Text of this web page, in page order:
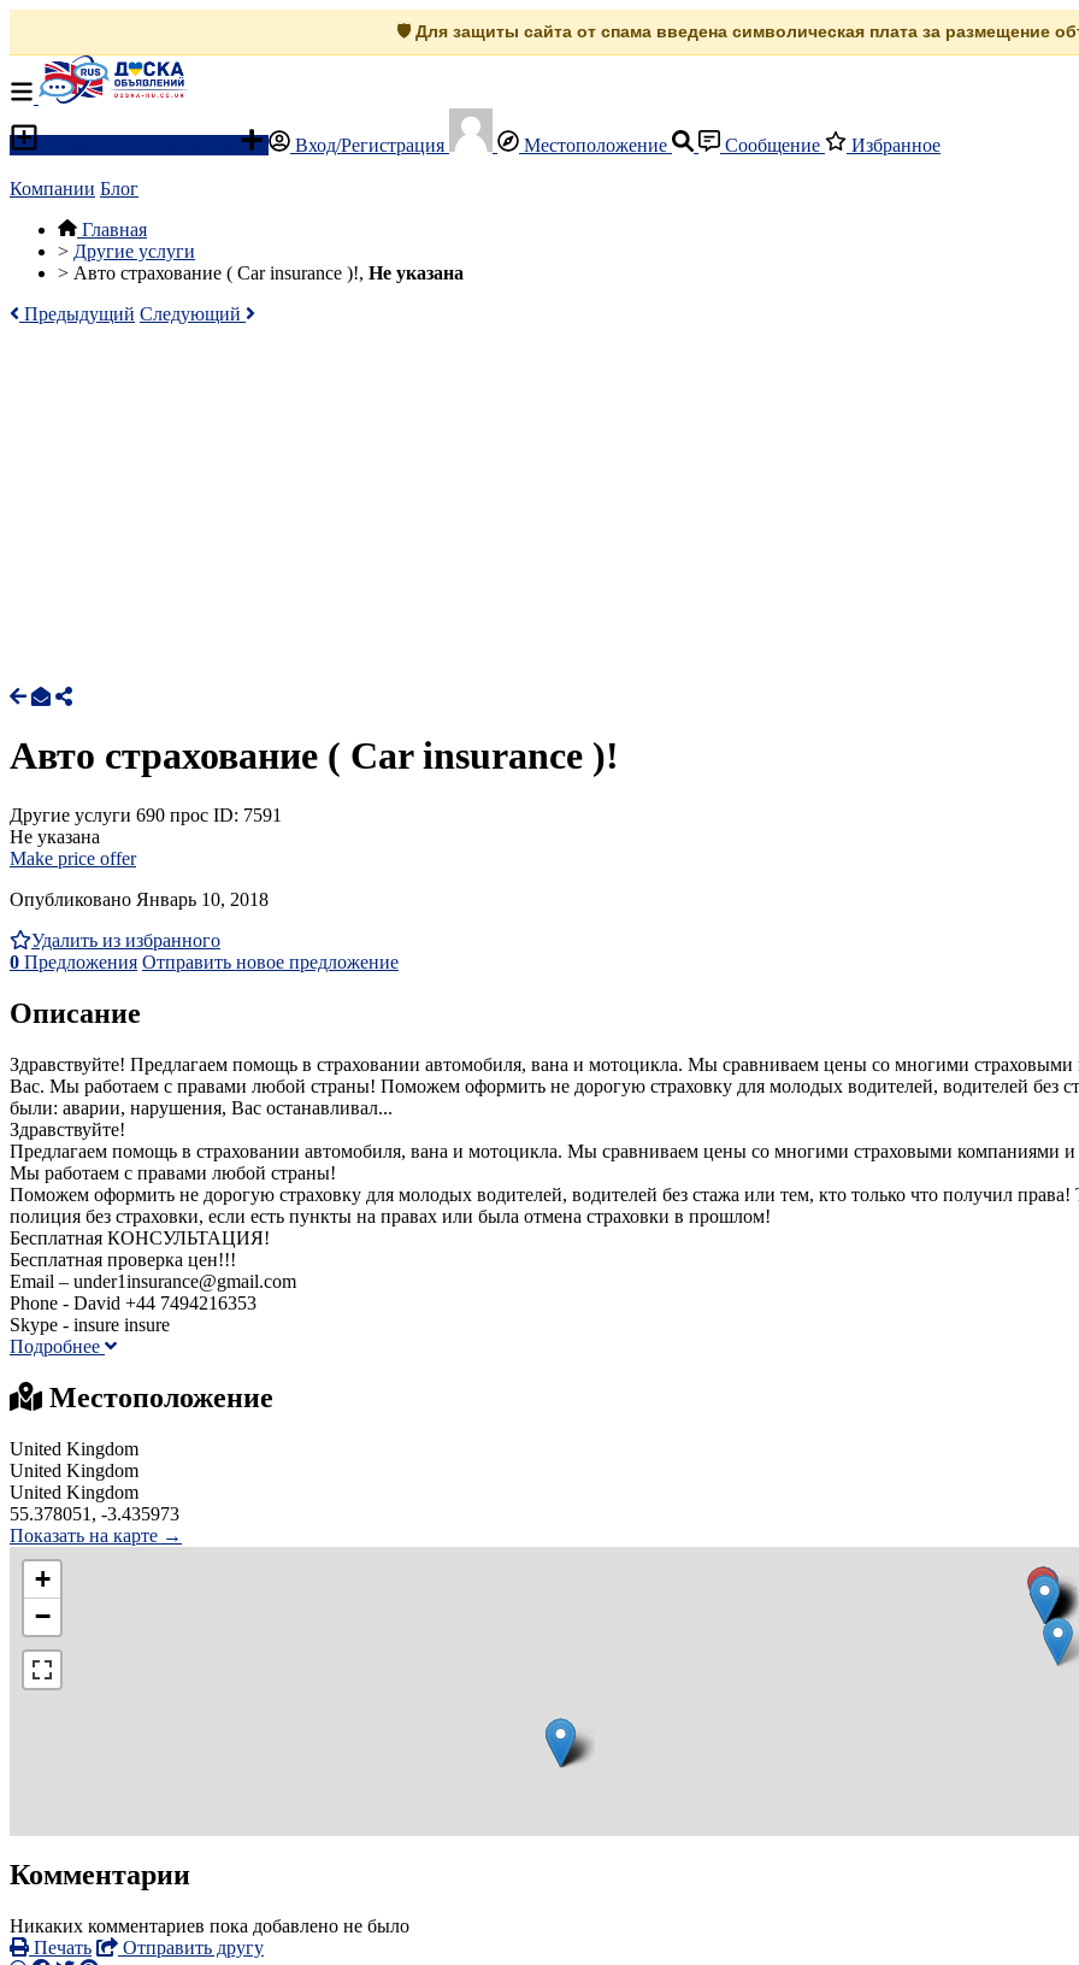
🛡️ Для защиты сайта от спама введена символическая плата за размещение
Вход/Регистрация Местоположение Сообщение Избранное
Компании Блог
Главная
> Другие услуги
> Авто страхование ( Car insurance )!, Не указана
Предыдущий Следующий
Авто страхование ( Car insurance )!
Другие услуги 690 прос ID: 7591
Не указана
Make price offer
Опубликовано Январь 10, 2018
Удалить из избранного
0 Предложения Отправить новое предложение
Описание
Здравствуйте! Предлагаем помощь в страховании автомобиля, вана и мотоцикла. Мы сравниваем цены со многими
Вас. Мы работаем с правами любой страны! Поможем оформить не дорогую страховку для молодых водителей, водителей без
были: аварии, нарушения, Вас останавливал...
Здравствуйте!
Предлагаем помощь в страховании автомобиля, вана и мотоцикла. Мы сравниваем цены со многими страховыми компаниями и
Мы работаем с правами любой страны!
Поможем оформить не дорогую страховку для молодых водителей, водителей без стажа или тем, кто только что получил
полиция без страховки, если есть пункты на правах или была отмена страховки в прошлом!
Бесплатная КОНСУЛЬТАЦИЯ!
Бесплатная проверка цен!!!
Email – under1insurance@gmail.com
Phone - David +44 7494216353
Skype - insure insure
Подробнее
Местоположение
United Kingdom
United Kingdom
United Kingdom
55.378051, -3.435973
Показать на карте →
+
−
Комментарии
Никаких комментариев пока добавлено не было
Печать
Отправить другу